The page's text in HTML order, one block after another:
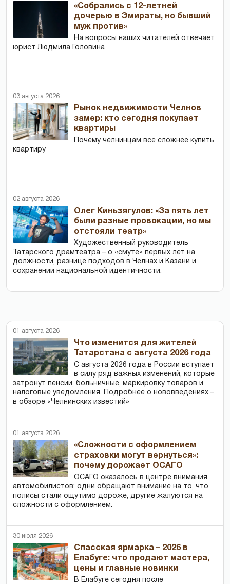
«Собрались с 12-летней
дочерью в Эмираты, но бывший
муж против»
На вопросы наших читателей отвечает
юрист Людмила Головина
03 августа 2026
Рынок недвижимости Челнов
замер: кто сегодня покупает
квартиры
Почему челнинцам все сложнее купить
квартиру
02 августа 2026
Олег Киньзягулов: «За пять лет
были разные провокации, но мы
отстояли театр»
Художественный руководитель
Татарского драмтеатра – о «смуте» первых лет на
должности, разнице подходов в Челнах и Казани и
сохранении национальной идентичности.
01 августа 2026
Что изменится для жителей
Татарстана с августа 2026 года
С августа 2026 года в России вступает
в силу ряд важных изменений, которые
затронут пенсии, больничные, маркировку товаров и
налоговые уведомления. Подробнее о нововведениях –
в обзоре «Челнинских известий»
01 августа 2026
«Сложности с оформлением
страховки могут вернуться»:
почему дорожает ОСАГО
ОСАГО оказалось в центре внимания
автомобилистов: одни обращают внимание на то, что
полисы стали ощутимо дороже, другие жалуются на
сложности с оформлением.
30 июля 2026
Спасская ярмарка – 2026 в
Елабуге: что продают мастера,
цены и главные новинки
В Елабуге сегодня после